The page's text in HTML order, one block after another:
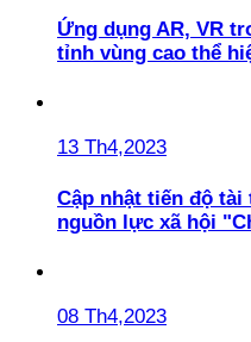
Ứng dụng AR, VR
tỉnh vùng cao thể
13 Th4,2023
Cập nhật tiến độ
nguồn lực xã hội
08 Th4,2023